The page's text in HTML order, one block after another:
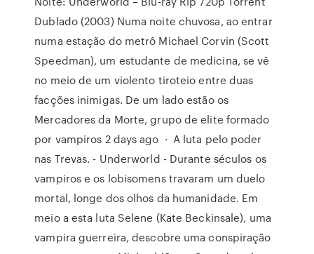
Dublado (2003) Numa noite chuvosa, ao entrar
numa estação do metrô Michael Corvin (Scott
Speedman), um estudante de medicina, se vê
no meio de um violento tiroteio entre duas
facções inimigas. De um lado estão os
Mercadores da Morte, grupo de elite formado
por vampiros 2 days ago · A luta pelo poder
nas Trevas. - Underworld - Durante séculos os
vampiros e os lobisomens travaram um duelo
mortal, longe dos olhos da humanidade. Em
meio a esta luta Selene (Kate Beckinsale), uma
vampira guerreira, descobre uma conspiração